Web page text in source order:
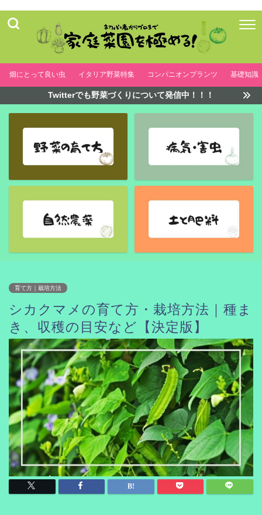
畑にとって良い虫 イタリア野菜特集 コンパニオンプランツ 基礎知識
Twitterでも野菜づくりについて発信中！！！
育て方｜栽培方法
シカクマメの育て方・栽培方法｜種ま
き、収穫の目安など【決定版】